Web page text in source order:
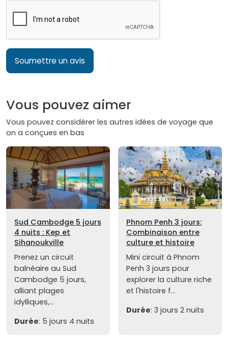
Soumettre un avis
Vous pouvez aimer
Vous pouvez considérer les autres idées de voyage que
on a conçues en bas
Sud Cambodge 5 jours
4 nuits : Kep et
Sihanoukville
Prenez un circuit
balnéaire au Sud
Cambodge 5 jours,
alliant plages
idylliques,...
Durée: 5 jours 4 nuits
Phnom Penh 3 jours:
Combinaison entre
culture et histoire
Mini circuit à Phnom
Penh 3 jours pour
explorer la culture riche
et l'histoire f...
Durée: 3 jours 2 nuits